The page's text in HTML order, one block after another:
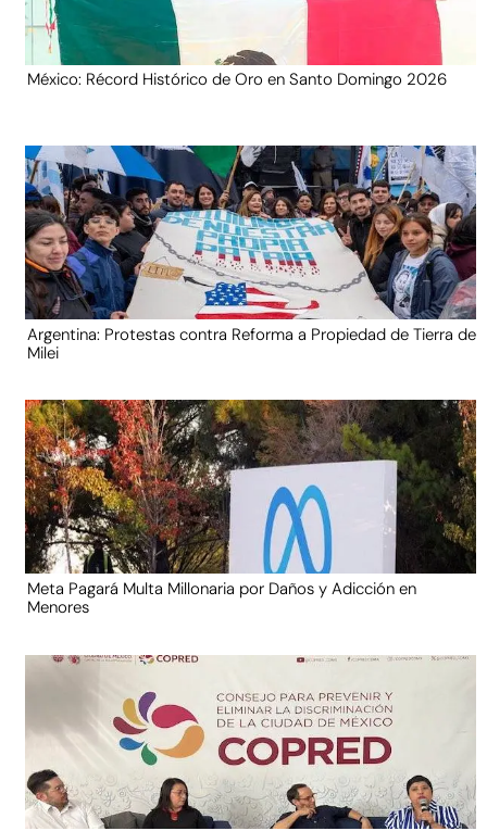
México: Récord Histórico de Oro en Santo Domingo 2026
Argentina: Protestas contra Reforma a Propiedad de Tierra de
Milei
Meta Pagará Multa Millonaria por Daños y Adicción en
Menores